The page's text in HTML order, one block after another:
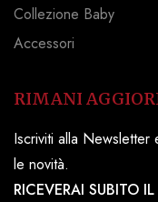
Collezione Baby
Accessori
RIMANI
Iscriviti alla Newsletter
le novità.
RICEVERAI SUBITO